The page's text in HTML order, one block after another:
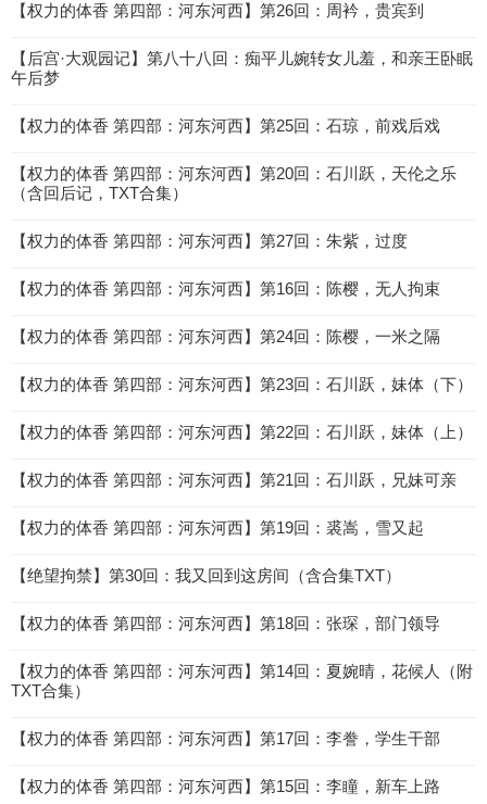
【权力的体香 第四部：河东河西】第26回：周衿，贵宾到
【后宫·大观园记】第八十八回：痴平儿婉转女儿羞，和亲王卧眠
午后梦
【权力的体香 第四部：河东河西】第25回：石琼，前戏后戏
【权力的体香 第四部：河东河西】第20回：石川跃，天伦之乐
（含回后记，TXT合集）
【权力的体香 第四部：河东河西】第27回：朱紫，过度
【权力的体香 第四部：河东河西】第16回：陈樱，无人拘束
【权力的体香 第四部：河东河西】第24回：陈樱，一米之隔
【权力的体香 第四部：河东河西】第23回：石川跃，妹体（下）
【权力的体香 第四部：河东河西】第22回：石川跃，妹体（上）
【权力的体香 第四部：河东河西】第21回：石川跃，兄妹可亲
【权力的体香 第四部：河东河西】第19回：裘嵩，雪又起
【绝望拘禁】第30回：我又回到这房间（含合集TXT）
【权力的体香 第四部：河东河西】第18回：张琛，部门领导
【权力的体香 第四部：河东河西】第14回：夏婉晴，花候人（附
TXT合集）
【权力的体香 第四部：河东河西】第17回：李誊，学生干部
【权力的体香 第四部：河东河西】第15回：李瞳，新车上路